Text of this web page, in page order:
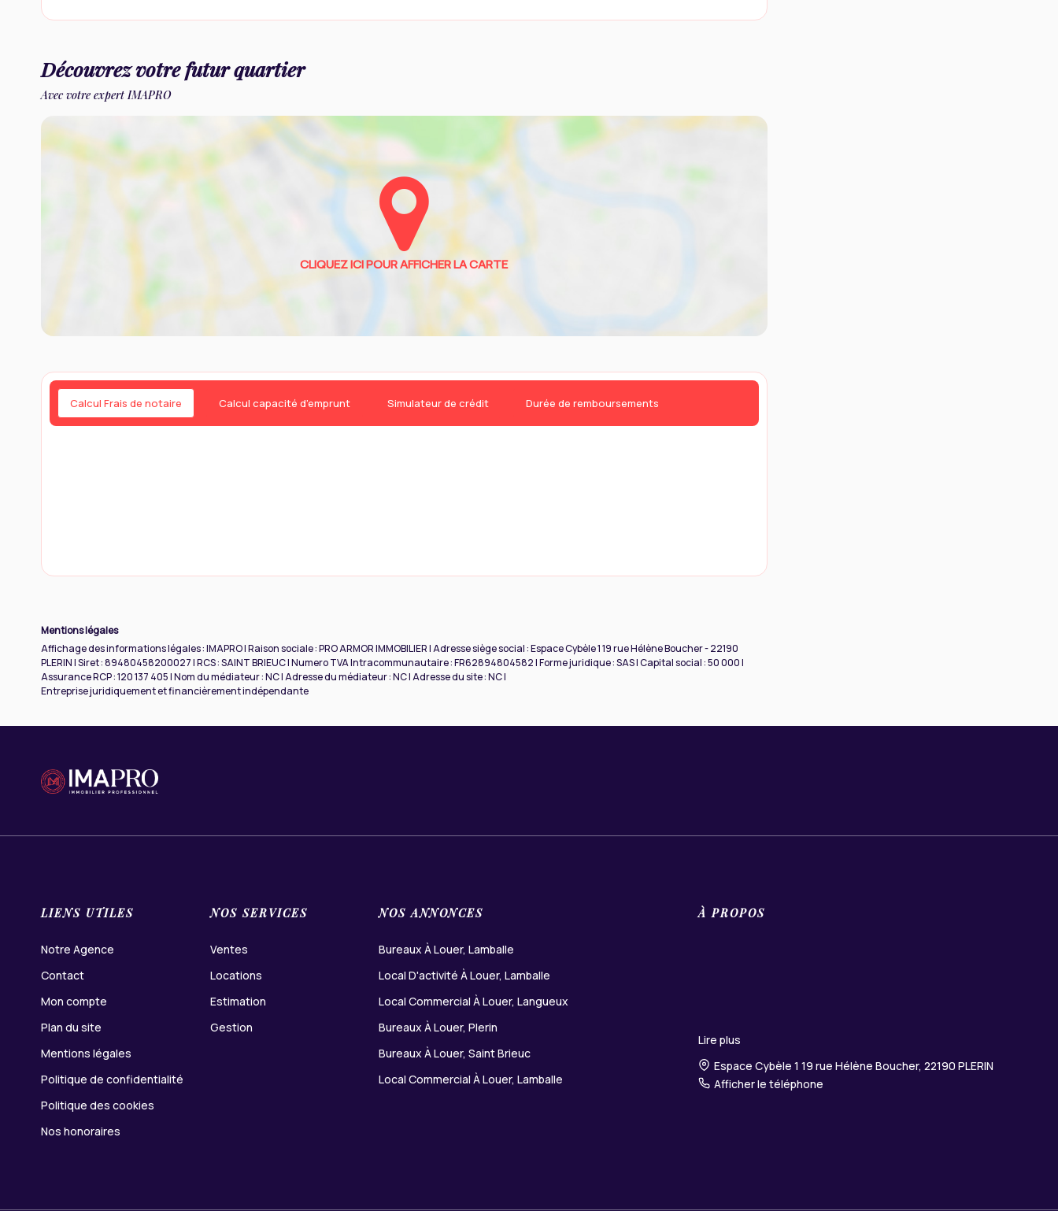
Découvrez votre futur quartier
Avec votre expert IMAPRO
Calcul Frais de notaire Calcul capacité d'emprunt Simulateur de crédit Durée de remboursements
Mentions légales
Affichage des informations légales : IMAPRO | Raison sociale : PRO ARMOR IMMOBILIER | Adresse siège social : Espace Cybèle 1 19 rue Hélène Boucher - 22190
PLERIN | Siret : 89480458200027 | RCS : SAINT BRIEUC | Numero TVA Intracommunautaire : FR62894804582 | Forme juridique : SAS | Capital social : 50 000 |
Assurance RCP : 120 137 405 | Nom du médiateur : NC | Adresse du médiateur : NC | Adresse du site : NC |
Entreprise juridiquement et financièrement indépendante
LIENS UTILES
Notre Agence
Contact
Mon compte
Plan du site
Mentions légales
Politique de confidentialité
Politique des cookies
Nos honoraires
NOS SERVICES
Ventes
Locations
Estimation
Gestion
NOS ANNONCES
Bureaux À Louer, Lamballe
Local D'activité À Louer, Lamballe
Local Commercial À Louer, Langueux
Bureaux À Louer, Plerin
Bureaux À Louer, Saint Brieuc
Local Commercial À Louer, Lamballe
À PROPOS
Lire plus
Espace Cybèle 1 19 rue Hélène Boucher, 22190 PLERIN
Afficher le téléphone